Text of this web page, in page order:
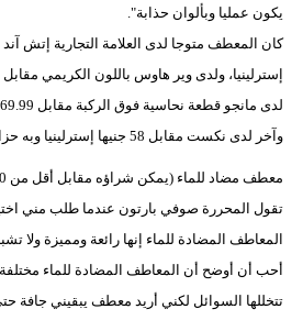
يكون عمليا وبألوان حذابة".
وآخر لدى نكست مقابل 58 جنيها إسترلينيا وبه حزام للشعور بالرشاقة.
معطف مضاد للماء (يمكن شراؤه مقابل أقل من 150 جنيها إسترلينيا)
تقول المحررة صوفي بارتون عندما طلب مني
المعاطف المضادة للماء إنها رائعة ومميزة ولا
أحب أن أوضح أن المعاطف المضادة للماء مختلفة